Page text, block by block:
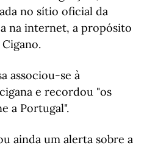
no sítio oficial da
na internet, a propósito
associou-se à
e recordou "os
a Portugal".
ainda um alerta sobre a